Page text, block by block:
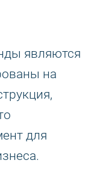
являются
на
для